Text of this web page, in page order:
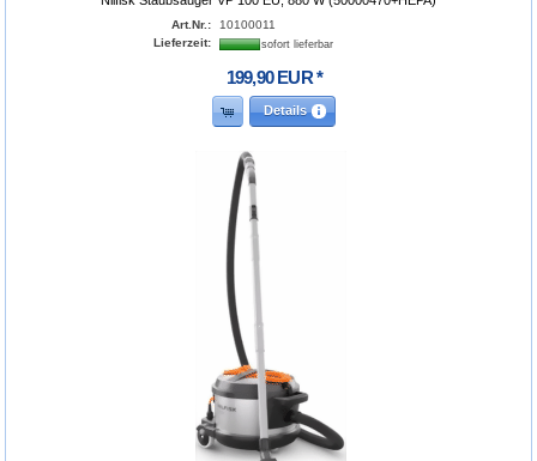
Art.Nr.:
10100011
Lieferzeit:
sofort lieferbar
199,90 EUR*
Details